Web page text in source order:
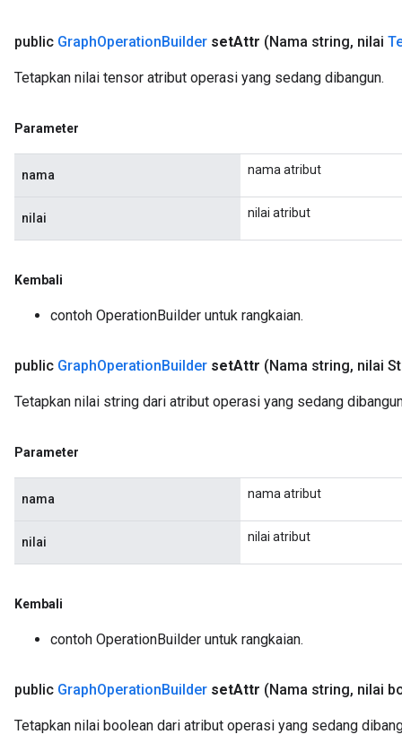
public GraphOperationBuilder setAttr (Nama string, nilai
Tetapkan nilai tensor atribut operasi yang sedang dibangun.
Parameter
nama nama atribut
nilai nilai atribut
Kembali
contoh OperationBuilder untuk rangkaian.
public GraphOperationBuilder setAttr (Nama string, nilai
Tetapkan nilai string dari atribut operasi yang sedang
Parameter
nama nama atribut
nilai nilai atribut
Kembali
contoh OperationBuilder untuk rangkaian.
public GraphOperationBuilder setAttr (Nama string, nilai
Tetapkan nilai boolean dari atribut operasi yang sedang